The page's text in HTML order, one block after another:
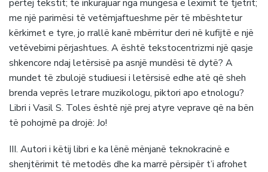
përtej tekstit; të inkurajuar nga mungesa e leximit të tjetrit;
me një parimësi të vetëmjaftueshme për të mbështetur
kërkimet e tyre, jo rrallë kanë mbërritur deri në kufijtë e një
vetëvebimi përjashtues. A është tekstocentrizmi një qasje
shkencore ndaj letërsisë pa asnjë mundësi të dytë? A
mundet të zbulojë studiuesi i letërsisë edhe atë që sheh
brenda veprës letrare muzikologu, piktori apo etnologu?
Libri i Vasil S. Toles është një prej atyre veprave që na bën
të pohojmë pa drojë: Jo!
III. Autori i këtij libri e ka lënë mënjanë teknokracinë e
shenjtërimit të metodës dhe ka marrë përsipër t’i afrohet